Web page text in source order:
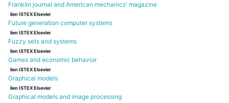
Franklin journal and American mechanics' magazine
lien ISTEX Elsevier
Future generation computer systems
lien ISTEX Elsevier
Fuzzy sets and systems
lien ISTEX Elsevier
Games and economic behavior
lien ISTEX Elsevier
Graphical models
lien ISTEX Elsevier
Graphical models and image processing